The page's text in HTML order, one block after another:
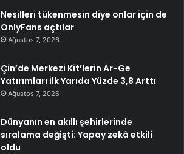
Nesilleri tükenmesin diye onlar için de
OnlyFans açtılar
Ağustos 7, 2026
Çin’de Merkezi Kit’lerin Ar-Ge
Yatırımları İlk Yarıda Yüzde 3,8 Arttı
Ağustos 7, 2026
Dünyanın en akıllı şehirlerinde
sıralama değişti: Yapay zekâ etkili
oldu